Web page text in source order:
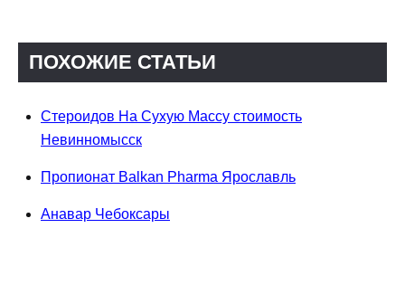
ПОХОЖИЕ СТАТЬИ
Стероидов На Сухую Массу стоимость
Невинномысск
Пропионат Balkan Pharma Ярославль
Анавар Чебоксары